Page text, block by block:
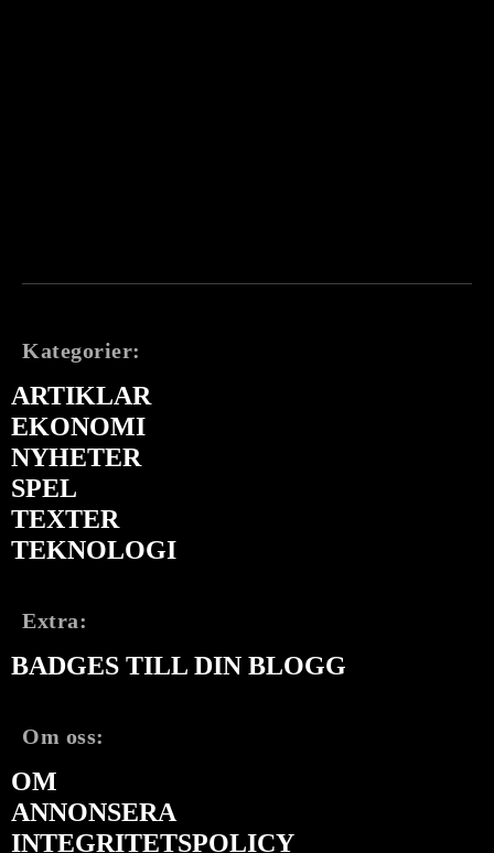
Kategorier:
ARTIKLAR
EKONOMI
NYHETER
SPEL
TEXTER
TEKNOLOGI
Extra:
BADGES TILL DIN BLOGG
Om oss:
OM
ANNONSERA
INTEGRITETSPOLICY